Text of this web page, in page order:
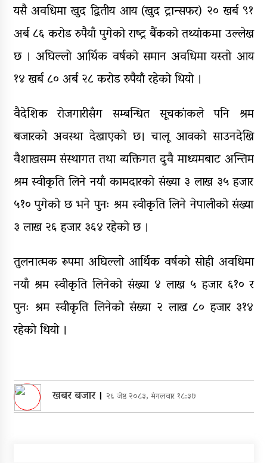
यसै अवधिमा खुद द्वितीय आय (खुद ट्रान्सफर) २० खर्ब ९१
अर्ब ८६ करोड रुपैयाँ पुगेको राष्ट्र बैंकको तथ्यांकमा उल्लेख
छ । अघिल्लो आर्थिक वर्षको समान अवधिमा यस्तो आय
१४ खर्ब ८० अर्ब २८ करोड रुपैयाँ रहेको थियो ।
वैदेशिक रोजगारीसँग सम्बन्धित सूचकांकले पनि श्रम
बजारको अवस्था देखाएको छ। चालू आवको साउनदेखि
वैशाखसम्म संस्थागत तथा व्यक्तिगत दुवै माध्यमबाट अन्तिम
श्रम स्वीकृति लिने नयाँ कामदारको संख्या ३ लाख ३५ हजार
५१० पुगेको छ भने पुनः श्रम स्वीकृति लिने नेपालीको संख्या
३ लाख २६ हजार ३६४ रहेको छ ।
तुलनात्मक रूपमा अघिल्लो आर्थिक वर्षको सोही अवधिमा
नयाँ श्रम स्वीकृति लिनेको संख्या ४ लाख ५ हजार ६१० र
पुनः श्रम स्वीकृति लिनेको संख्या २ लाख ८० हजार ३१४
रहेको थियो ।
खबर बजार। २६ जेष्ठ २०८३, मंगलवार १८:३७